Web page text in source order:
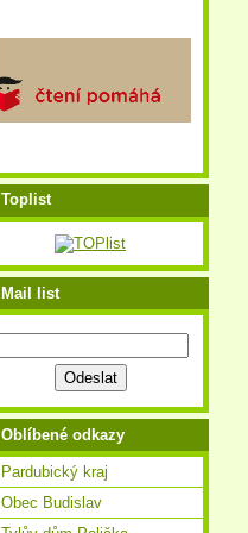
Toplist
Mail list
Oblíbené odkazy
Pardubický kraj
Obec Budislav